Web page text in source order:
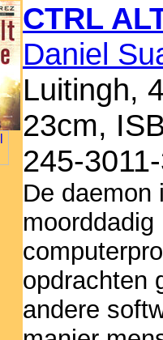
CTRL
Daniel
Luitingh,
23cm,
245-
De daemon
moorddadig
opdrachten
andere